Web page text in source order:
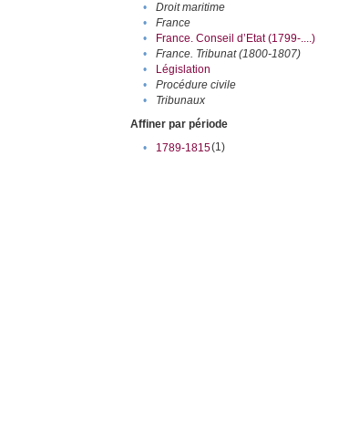
•
Droit maritime
•
France
•
France. Conseil d’Etat (1799-....)
•
France. Tribunat (1800-1807)
•
Législation
•
Procédure civile
•
Tribunaux
Affiner par période
•
1789-1815(1)